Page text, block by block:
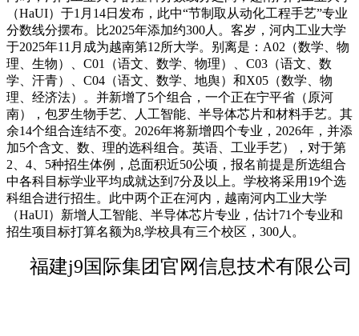
（HaUI）于1月14日发布，此中“节制取从动化工程手艺”专业
分数线分摆布。比2025年添加约300人。客岁，河内工业大学
于2025年11月成为越南第12所大学。别离是：A02（数学、物
理、生物）、C01（语文、数学、物理）、C03（语文、数
学、汗青）、C04（语文、数学、地舆）和X05（数学、物
理、经济法）。并新增了5个组合，一个正在宁平省（原河
南），包罗生物手艺、人工智能、半导体芯片和材料手艺。其
余14个组合连结不变。2026年将新增四个专业，2026年，并添
加5个含文、数、理的选科组合。英语、工业手艺），对于第
2、4、5种招生体例，总面积近50公顷，报名前提是所选组合
中各科目标学业平均成就达到7分及以上。学校将采用19个选
科组合进行招生。此中两个正在河内，越南河内工业大学
（HaUI）新增人工智能、半导体芯片专业，估计71个专业和
招生项目标打算名额为8,学校具有三个校区，300人。
福建j9国际集团官网信息技术有限公司